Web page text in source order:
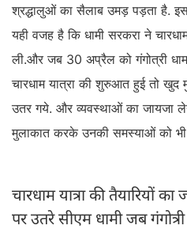
श्रद्धालुओं का सैलाब उमड़ पड़ता है. इस
यही वजह है कि धामी सरकरा ने
ली.और जब 30 अप्रैल को गंगोत्री
चारधाम यात्रा की शुरुआत हुई तो खुद
उतर गये. और व्यवस्थाओं का जायजा
मुलाकात करके उनकी समस्याओं को
चारधाम यात्रा की तैयारियों
पर उतरे सीएम धामी जब